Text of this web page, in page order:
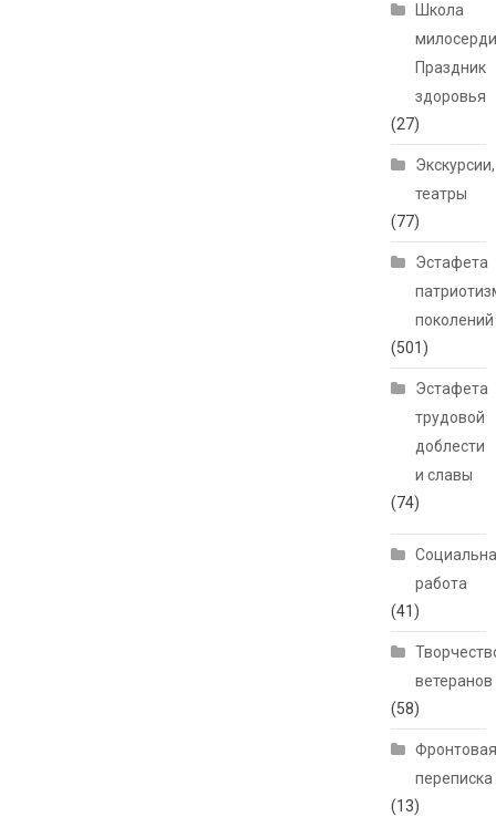
Школа
Праздник
здоровья
(27)
Экскурсии,
театры
(77)
Эстафета
поколений
(501)
Эстафета
трудовой
доблести
и славы
(74)
работа
(41)
ветеранов
(58)
переписка
(13)